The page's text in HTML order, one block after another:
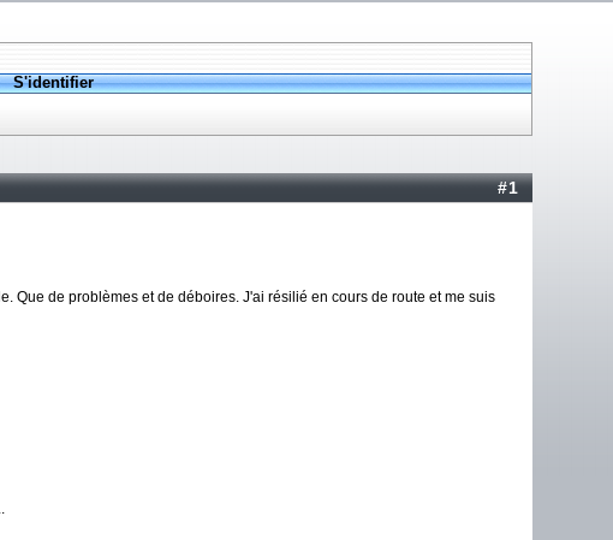
S'identifier
#1
Que de problèmes et de déboires. J'ai résilié en cours de route et me suis